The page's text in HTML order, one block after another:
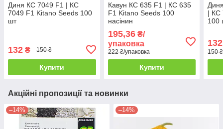
Диня КС 7049 F1 | КС
7049 F1 Kitano Seeds 100
шт
132 ₴ 150 ₴
Купити
Кавун КС 635 F1 | КС 635
F1 Kitano Seeds 100
насінин
195,36₴/
упаковка
222 ₴/упаковка
Купити
| КС
100
132
150
Акційні пропозиції та новинки
–14% –14%